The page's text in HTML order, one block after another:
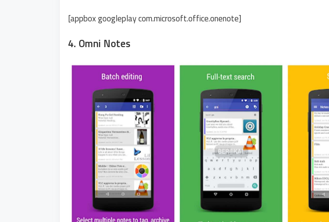
[appbox googleplay com.microsoft.office.onenote]
4. Omni Notes